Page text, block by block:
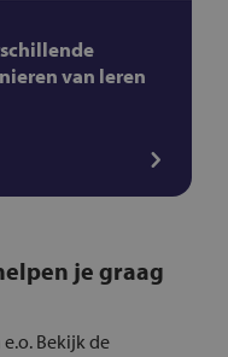
van leren
je graag
Bekijk de